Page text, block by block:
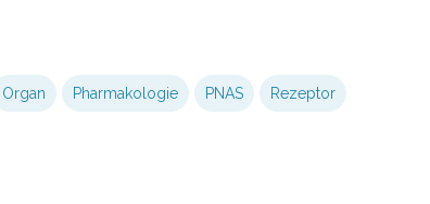
Organ Pharmakologie PNAS Rezeptor